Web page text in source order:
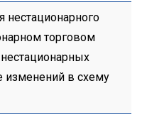
торговом
изменений в схему